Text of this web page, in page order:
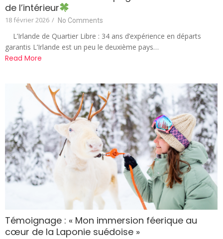
de l’intérieur
18 février 2026 / No Comments
L’Irlande de Quartier Libre : 34 ans d’expérience en départs
garantis L’Irlande est un peu le deuxième pays…
Read More
Témoignage : « Mon immersion féerique au
cœur de la Laponie suédoise »